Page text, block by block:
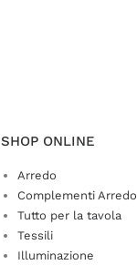
SHOP ONLINE
Arredo
Complementi Arredo
Tutto per la tavola
Tessili
Illuminazione